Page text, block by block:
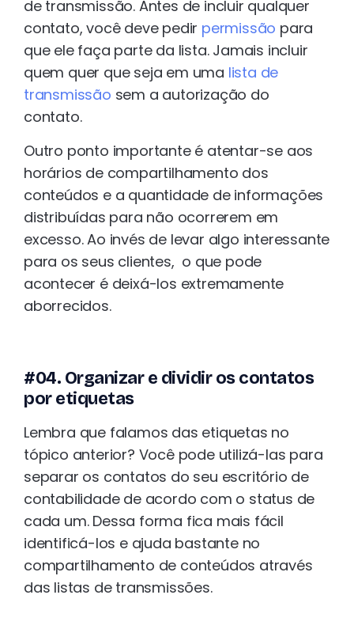
de transmissão. Antes de incluir qualquer
contato, você deve pedir permissão para
que ele faça parte da lista. Jamais incluir
quem quer que seja em uma lista de
transmissão sem a autorização do
contato.
Outro ponto importante é atentar-se aos
horários de compartilhamento dos
conteúdos e a quantidade de informações
distribuídas para não ocorrerem em
excesso. Ao invés de levar algo interessante
para os seus clientes, o que pode
acontecer é deixá-los extremamente
aborrecidos.
#04. Organizar e dividir os contatos
por etiquetas
Lembra que falamos das etiquetas no
tópico anterior? Você pode utilizá-las para
separar os contatos do seu escritório de
contabilidade de acordo com o status de
cada um. Dessa forma fica mais fácil
identificá-los e ajuda bastante no
compartilhamento de conteúdos através
das listas de transmissões.